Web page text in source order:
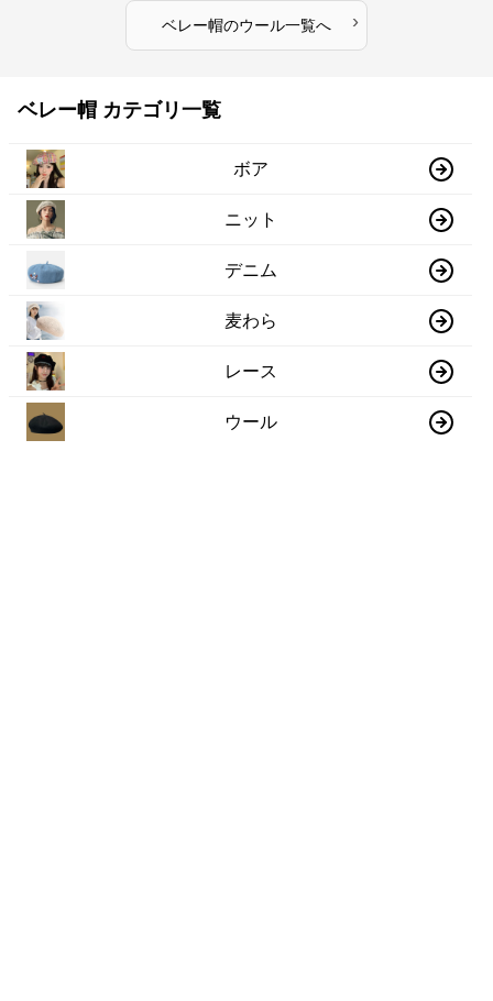
ベレー帽のウール一覧へ ›
ベレー帽 カテゴリ一覧
ボア
ニット
デニム
麦わら
レース
ウール